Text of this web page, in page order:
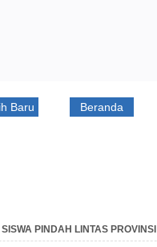
Baru Beranda
PINDAH LINTAS PROVINSI